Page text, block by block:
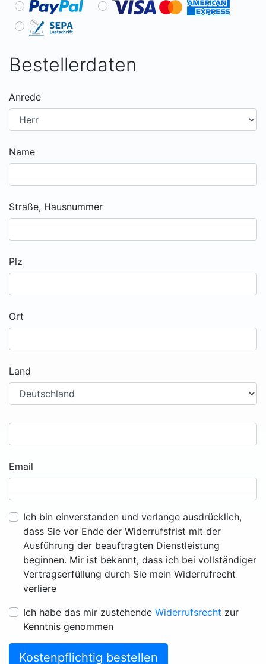
Bestellerdaten
Anrede
Name
Straße, Hausnummer
Plz
Ort
Land
Email
Ich bin einverstanden und verlange ausdrücklich,
dass Sie vor Ende der Widerrufsfrist mit der
Ausführung der beauftragten Dienstleistung
beginnen. Mir ist bekannt, dass ich bei vollständiger
Vertragserfüllung durch Sie mein Widerrufrecht
verliere
Ich habe das mir zustehende Widerrufsrecht zur
Kenntnis genommen
Kostenpflichtig bestellen